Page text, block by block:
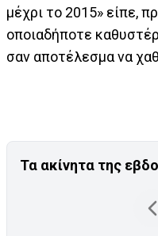
μέχρι το 2015» είπε,
οποιαδήποτε
σαν αποτέλεσμα να
Τα ακίνητα της